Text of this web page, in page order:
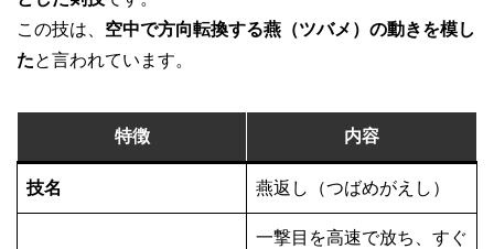
この技は、 空中で方向転換する燕（ツバメ）の動きを模し
たと言われています。
特徴 内容
技名 燕返し（つばめがえし）
一撃目を高速で放ち、すぐ